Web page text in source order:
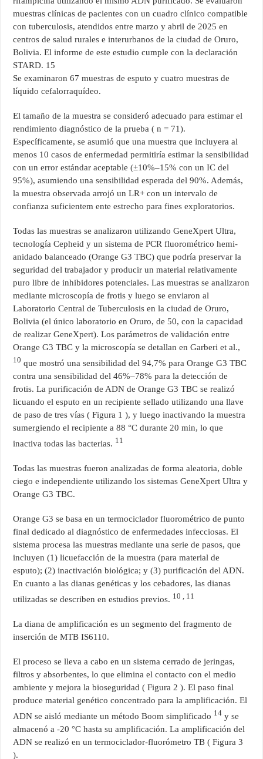
muestras clínicas de pacientes con un cuadro clínico compatible
con tuberculosis, atendidos entre marzo y abril de 2025 en
centros de salud rurales e interurbanos de la ciudad de Oruro,
Bolivia. El informe de este estudio cumple con la declaración
STARD. 15
Se examinaron 67 muestras de esputo y cuatro muestras de
líquido cefalorraquídeo.
El tamaño de la muestra se consideró adecuado para estimar el
rendimiento diagnóstico de la prueba ( n = 71).
Específicamente, se asumió que una muestra que incluyera al
menos 10 casos de enfermedad permitiría estimar la sensibilidad
con un error estándar aceptable (±10%–15% con un IC del
95%), asumiendo una sensibilidad esperada del 90%. Además,
la muestra observada arrojó un LR+ con un intervalo de
confianza suficientem ente estrecho para fines exploratorios.
Todas las muestras se analizaron utilizando GeneXpert Ultra,
tecnología Cepheid y un sistema de PCR fluorométrico hemi-
anidado balanceado (Orange G3 TBC) que podría preservar la
seguridad del trabajador y producir un material relativamente
puro libre de inhibidores potenciales. Las muestras se analizaron
mediante microscopía de frotis y luego se enviaron al
Laboratorio Central de Tuberculosis en la ciudad de Oruro,
Bolivia (el único laboratorio en Oruro, de 50, con la capacidad
de realizar GeneXpert). Los parámetros de validación entre
Orange G3 TBC y la microscopía se detallan en Garberi et al.,
10 que mostró una sensibilidad del 94,7% para Orange G3 TBC
contra una sensibilidad del 46%–78% para la detección de
frotis. La purificación de ADN de Orange G3 TBC se realizó
licuando el esputo en un recipiente sellado utilizando una llave
de paso de tres vías ( Figura 1 ), y luego inactivando la muestra
sumergiendo el recipiente a 88 °C durante 20 min, lo que
inactiva todas las bacterias. 11
Todas las muestras fueron analizadas de forma aleatoria, doble
ciego e independiente utilizando los sistemas GeneXpert Ultra y
Orange G3 TBC.
Orange G3 se basa en un termociclador fluorométrico de punto
final dedicado al diagnóstico de enfermedades infecciosas. El
sistema procesa las muestras mediante una serie de pasos, que
incluyen (1) licuefacción de la muestra (para material de
esputo); (2) inactivación biológica; y (3) purificación del ADN.
En cuanto a las dianas genéticas y los cebadores, las dianas
utilizadas se describen en estudios previos. 10 , 11
La diana de amplificación es un segmento del fragmento de
inserción de MTB IS6110.
El proceso se lleva a cabo en un sistema cerrado de jeringas,
filtros y absorbentes, lo que elimina el contacto con el medio
ambiente y mejora la bioseguridad ( Figura 2 ). El paso final
produce material genético concentrado para la amplificación. El
ADN se aisló mediante un método Boom simplificado 14 y se
almacenó a -20 °C hasta su amplificación. La amplificación del
ADN se realizó en un termociclador-fluorómetro TB ( Figura 3
).